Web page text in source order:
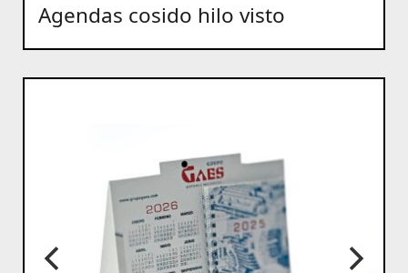
Agendas cosido hilo visto